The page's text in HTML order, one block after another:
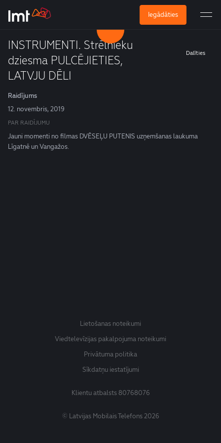
Iegādāties
INSTRUMENTI. Strēlnieku
dziesma PULCĒJIETIES,
LATVJU DĒLI
Dalīties
Raidījums
12. novembris, 2019
PAR RAIDĪJUMU
Jauni momenti no filmas DVĒSEĻU PUTENIS uzņemšanas laukuma
Līgatnē un Vangažos.
Lietošanas noteikumi
Viedtelevīzijas pakalpojuma noteikumi
Privātuma politika
Sīkdatņu iestatījumi
Klientu atbalsts80768076
© Latvijas Mobilais Telefons 2026